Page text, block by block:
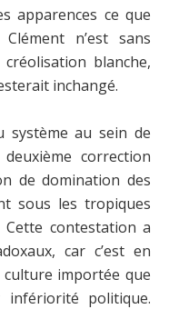
apparences ce que
n’est sans
blanche,
inchangé.
système au sein de
correction
de domination des
sous les tropiques
Cette contestation a
car c’est en
importée que
infériorité politique.